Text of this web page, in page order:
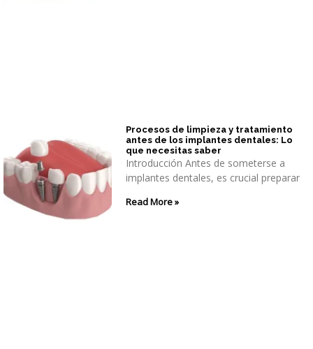
Procesos de limpieza y tratamiento
antes de los implantes dentales: Lo
que necesitas saber
Introducción Antes de someterse a
implantes dentales, es crucial preparar
Read More »